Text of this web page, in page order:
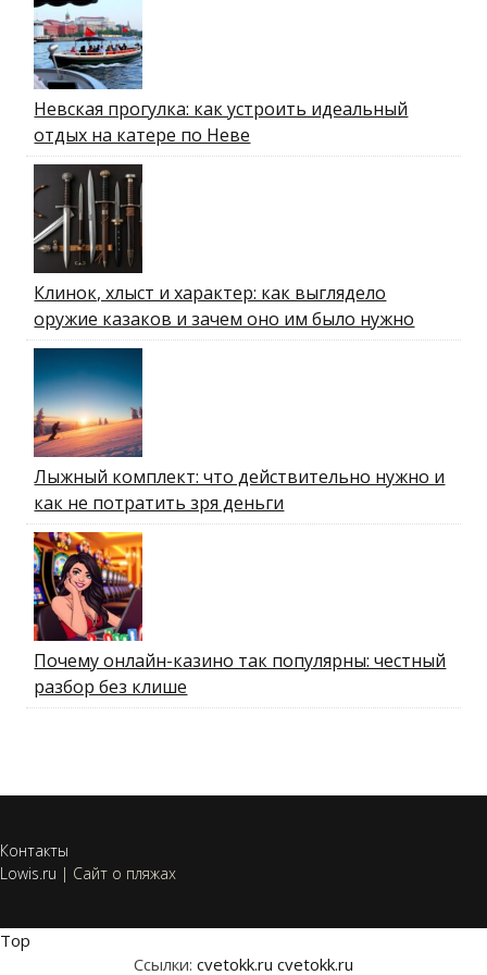
Невская прогулка: как устроить идеальный
отдых на катере по Неве
Клинок, хлыст и характер: как выглядело
оружие казаков и зачем оно им было нужно
Лыжный комплект: что действительно нужно и
как не потратить зря деньги
Почему онлайн-казино так популярны: честный
разбор без клише
Контакты
Lowis.ru | Сайт о пляжах
Top
Ссылки: cvetokk.ru cvetokk.ru